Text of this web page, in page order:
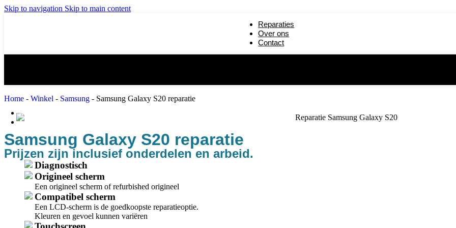
Skip to navigation Skip to main content
Reparaties
Over ons
Contact
iPad mini 3 reparatie
iPad Air 3 (2019) reparatie
MacBook Reparatie
Samsung Reparatie
Home - Winkel - Samsung - Samsung Galaxy S20 reparatie
Samsung Galaxy S20 reparatie
Prijzen zijn inclusief onderdelen en arbeid.
Diagnostisch
Origineel scherm
Een origineel scherm of refurbished origineel
Compatibel scherm
Een LCD-scherm is de goedkoopste reparatieoptie.
Kleuren en gevoel kunnen variëren